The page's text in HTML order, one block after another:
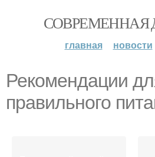
СОВРЕМЕННАЯ
главная новости
Рекомендации
правильного